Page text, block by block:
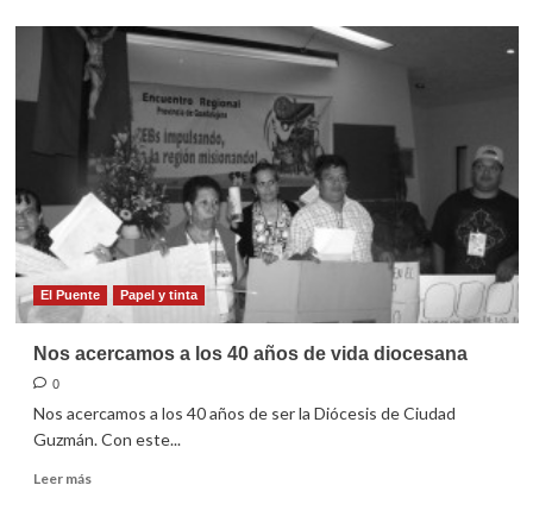
Entre
la
parálisis
gubernamental
y
ausencia
debates
El Puente Papel y tinta
Nos acercamos a los 40 años de vida diocesana
0
Nos acercamos a los 40 años de ser la Diócesis de Ciudad
Guzmán. Con este...
Leer másLeer